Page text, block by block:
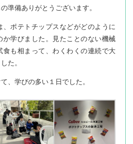
準備ありがとうございます。
、ポテトチップスなどがどのように
か学びました。見たことのない機械
食も相まって、わくわくの連続で大
た。
、学びの多い１日でした。